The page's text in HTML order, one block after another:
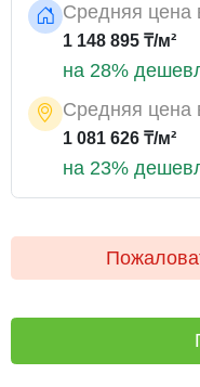
Средняя цена
1 148 895 ₸/м²
на 28%
Средняя цена
1 081 626 ₸/м²
на 23%